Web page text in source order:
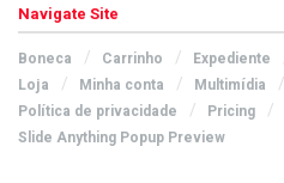
Navigate Site
Boneca Carrinho Expediente
Loja
Minha conta Multimídia
Política de privacidade
Pricing
Slide Anything Popup Preview